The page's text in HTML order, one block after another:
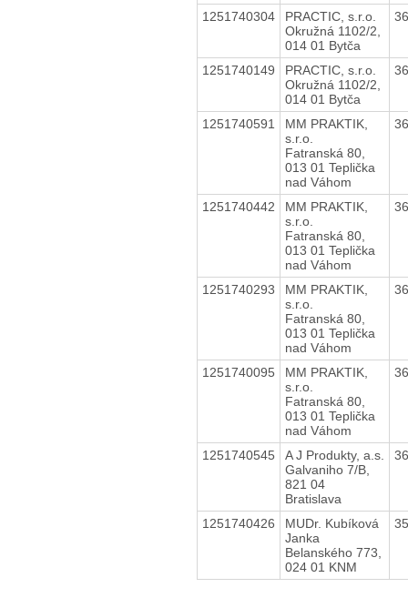
1251740304
PRACTIC, s.r.o.
Okružná 1102/2,
014 01 Bytča
1251740149
PRACTIC, s.r.o.
Okružná 1102/2,
014 01 Bytča
1251740591
MM PRAKTIK,
s.r.o.
Fatranská 80,
013 01 Teplička
nad Váhom
1251740442
MM PRAKTIK,
s.r.o.
Fatranská 80,
013 01 Teplička
nad Váhom
1251740293
MM PRAKTIK,
s.r.o.
Fatranská 80,
013 01 Teplička
nad Váhom
1251740095
MM PRAKTIK,
s.r.o.
Fatranská 80,
013 01 Teplička
nad Váhom
1251740545
A J Produkty, a.s.
Galvaniho 7/B,
821 04
Bratislava
1251740426
MUDr. Kubíková
Janka
Belanského 773,
024 01 KNM